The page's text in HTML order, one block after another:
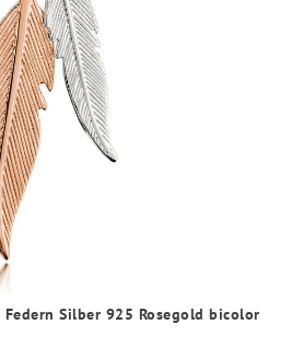
Silber 925 Rosegold bicolor